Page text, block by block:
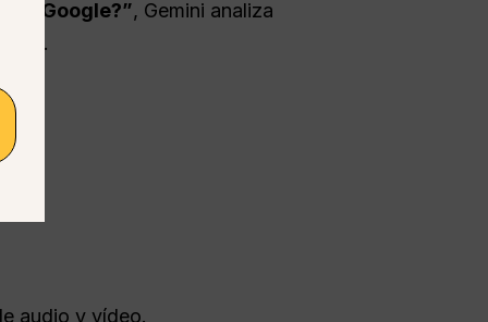
de Google?”, Gemini analiza
audio y vídeo.